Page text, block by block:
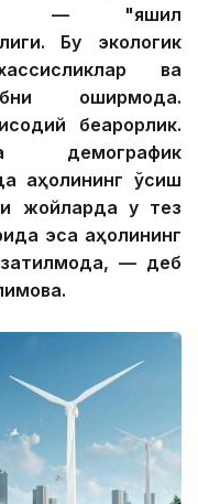
— "яшил
Бу экологик
ва
оширмоқда.
беқарорлик.
демографик
аҳолининг ўсиш
жойларда у тез
эса аҳолининг
— деб